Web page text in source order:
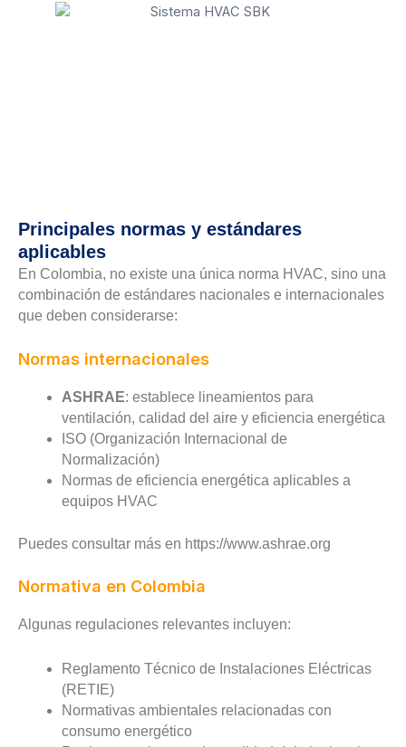
Principales normas y estándares
aplicables
En Colombia, no existe una única norma HVAC, sino una
combinación de estándares nacionales e internacionales
que deben considerarse:
Normas internacionales
ASHRAE: establece lineamientos para
ventilación, calidad del aire y eficiencia energética
ISO (Organización Internacional de
Normalización)
Normas de eficiencia energética aplicables a
equipos HVAC
Puedes consultar más en https://www.ashrae.org
Normativa en Colombia
Algunas regulaciones relevantes incluyen:
Reglamento Técnico de Instalaciones Eléctricas
(RETIE)
Normativas ambientales relacionadas con
consumo energético